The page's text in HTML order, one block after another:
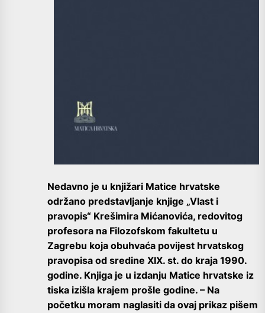
Nedavno je u knjižari Matice hrvatske
održano predstavljanje knjige „Vlast i
pravopis“ Krešimira Mićanovića, redovitog
profesora na Filozofskom fakultetu u
Zagrebu koja obuhvaća povijest hrvatskog
pravopisa od sredine XIX. st. do kraja 1990.
godine. Knjiga je u izdanju Matice hrvatske iz
tiska izišla krajem prošle godine. – Na
početku moram naglasiti da ovaj prikaz pišem